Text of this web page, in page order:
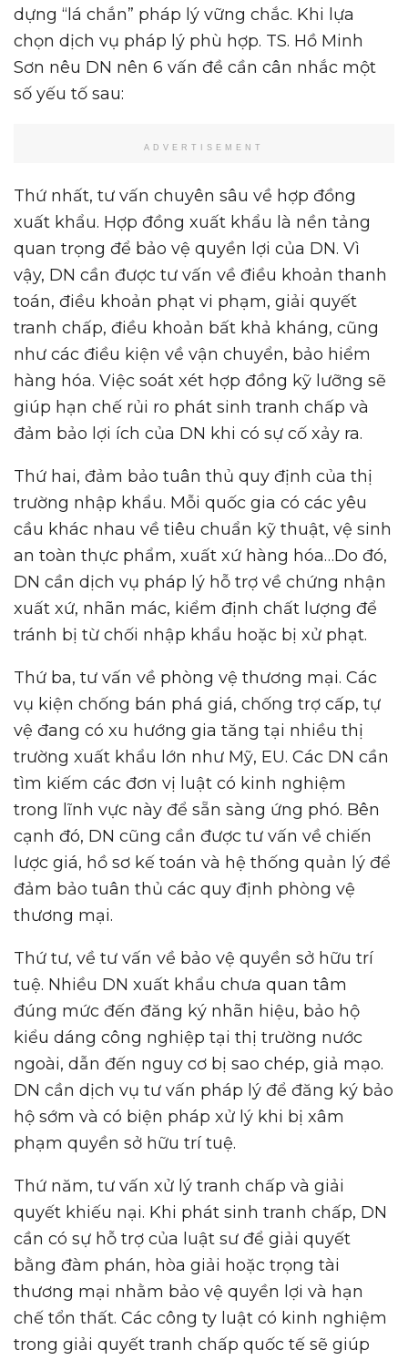
dựng “lá chắn” pháp lý vững chắc. Khi lựa
chọn dịch vụ pháp lý phù hợp. TS. Hồ Minh
Sơn nêu DN nên 6 vấn đề cần cân nhắc một
số yếu tố sau:
ADVERTISEMENT
Thứ nhất, tư vấn chuyên sâu về hợp đồng
xuất khẩu. Hợp đồng xuất khẩu là nền tảng
quan trọng để bảo vệ quyền lợi của DN. Vì
vậy, DN cần được tư vấn về điều khoản thanh
toán, điều khoản phạt vi phạm, giải quyết
tranh chấp, điều khoản bất khả kháng, cũng
như các điều kiện về vận chuyển, bảo hiểm
hàng hóa. Việc soát xét hợp đồng kỹ lưỡng sẽ
giúp hạn chế rủi ro phát sinh tranh chấp và
đảm bảo lợi ích của DN khi có sự cố xảy ra.
Thứ hai, đảm bảo tuân thủ quy định của thị
trường nhập khẩu. Mỗi quốc gia có các yêu
cầu khác nhau về tiêu chuẩn kỹ thuật, vệ sinh
an toàn thực phẩm, xuất xứ hàng hóa…Do đó,
DN cần dịch vụ pháp lý hỗ trợ về chứng nhận
xuất xứ, nhãn mác, kiểm định chất lượng để
tránh bị từ chối nhập khẩu hoặc bị xử phạt.
Thứ ba, tư vấn về phòng vệ thương mại. Các
vụ kiện chống bán phá giá, chống trợ cấp, tự
vệ đang có xu hướng gia tăng tại nhiều thị
trường xuất khẩu lớn như Mỹ, EU. Các DN cần
tìm kiếm các đơn vị luật có kinh nghiệm
trong lĩnh vực này để sẵn sàng ứng phó. Bên
cạnh đó, DN cũng cần được tư vấn về chiến
lược giá, hồ sơ kế toán và hệ thống quản lý để
đảm bảo tuân thủ các quy định phòng vệ
thương mại.
Thứ tư, về tư vấn về bảo vệ quyền sở hữu trí
tuệ. Nhiều DN xuất khẩu chưa quan tâm
đúng mức đến đăng ký nhãn hiệu, bảo hộ
kiểu dáng công nghiệp tại thị trường nước
ngoài, dẫn đến nguy cơ bị sao chép, giả mạo.
DN cần dịch vụ tư vấn pháp lý để đăng ký bảo
hộ sớm và có biện pháp xử lý khi bị xâm
phạm quyền sở hữu trí tuệ.
Thứ năm, tư vấn xử lý tranh chấp và giải
quyết khiếu nại. Khi phát sinh tranh chấp, DN
cần có sự hỗ trợ của luật sư để giải quyết
bằng đàm phán, hòa giải hoặc trọng tài
thương mại nhằm bảo vệ quyền lợi và hạn
chế tổn thất. Các công ty luật có kinh nghiệm
trong giải quyết tranh chấp quốc tế sẽ giúp